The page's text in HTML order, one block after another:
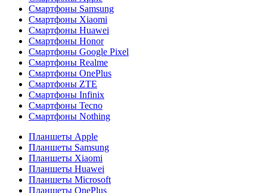
Смартфоны Samsung
Смартфоны Xiaomi
Смартфоны Huawei
Смартфоны Honor
Смартфоны Google Pixel
Смартфоны Realme
Смартфоны OnePlus
Смартфоны ZTE
Смартфоны Infinix
Смартфоны Tecno
Смартфоны Nothing
Планшеты Apple
Планшеты Samsung
Планшеты Xiaomi
Планшеты Huawei
Планшеты Microsoft
Планшеты OnePlus